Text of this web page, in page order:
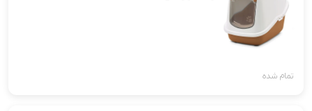
تمام شده